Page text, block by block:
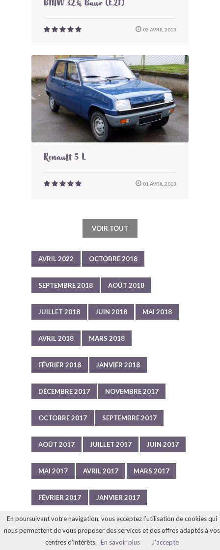
BMW 323i Baur (E21)
02 AVRIL 2013
Renault 5 L
01 AVRIL 2013
VOIR TOUT
AVRIL 2022 OCTOBRE 2018
SEPTEMBRE 2018 AOÛT 2018
JUILLET 2018 JUIN 2018 MAI 2018
AVRIL 2018 MARS 2018
FÉVRIER 2018 JANVIER 2018
DÉCEMBRE 2017 NOVEMBRE 2017
OCTOBRE 2017 SEPTEMBRE 2017
AOÛT 2017 JUILLET 2017 JUIN 2017
MAI 2017 AVRIL 2017 MARS 2017
FÉVRIER 2017 JANVIER 2017
DÉCEMBRE 2016 NOVEMBRE 2016
En poursuivant votre navigation, vous acceptez l’utilisation de cookies qui
nous permettent de vous proposer des services et des offres adaptés à vos
centres d’intérêts. En savoir plus J'accepte